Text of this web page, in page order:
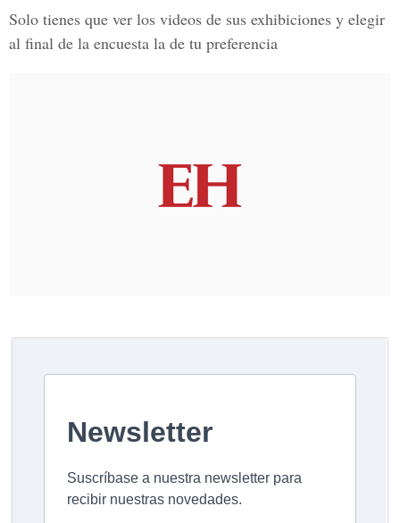
Solo tienes que ver los videos de sus exhibiciones y elegir
al final de la encuesta la de tu preferencia